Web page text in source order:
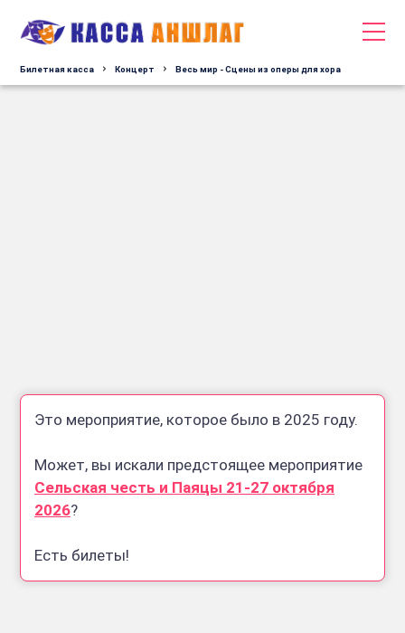
Билетная касса Концерт Весь мир - Сцены из оперы для хора
Это мероприятие, которое было в 2025 году.
Может, вы искали предстоящее мероприятие
Сельская честь и Паяцы 21-27 октября
2026?
Есть билеты!